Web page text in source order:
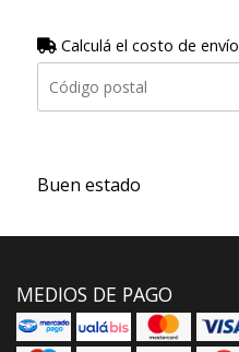
Calculá el costo de envío
Buen estado
MEDIOS DE PAGO